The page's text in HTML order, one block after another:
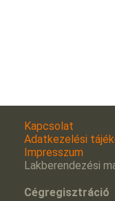
Kapcsolat
Adatkezelési
Impresszum
Lakberendezési
Cégregisztráció